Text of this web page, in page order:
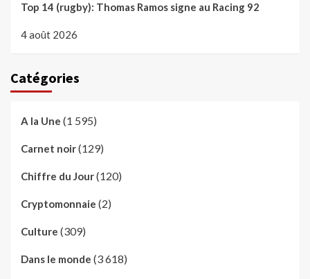
Top 14 (rugby): Thomas Ramos signe au Racing 92
4 août 2026
Catégories
A la Une (1 595)
Carnet noir(129)
Chiffre du Jour(120)
Cryptomonnaie (2)
Culture (309)
Dans le monde (3 618)